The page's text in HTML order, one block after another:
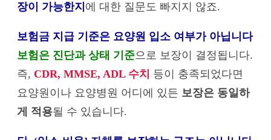
장이 가능한지 에 대한 질문도 빠지지 않죠.
보험금 지급 기준은 요양원 입소 여부가 아닙니다
보험은 진단과 상태 기준으로 보장이 결정됩니다.
즉, CDR, MMSE, ADL 수치 등이 충족되었다면
요양원이나 요양병원 어디에 있든 보장은 동일하
게 적용될 수 있습니다.